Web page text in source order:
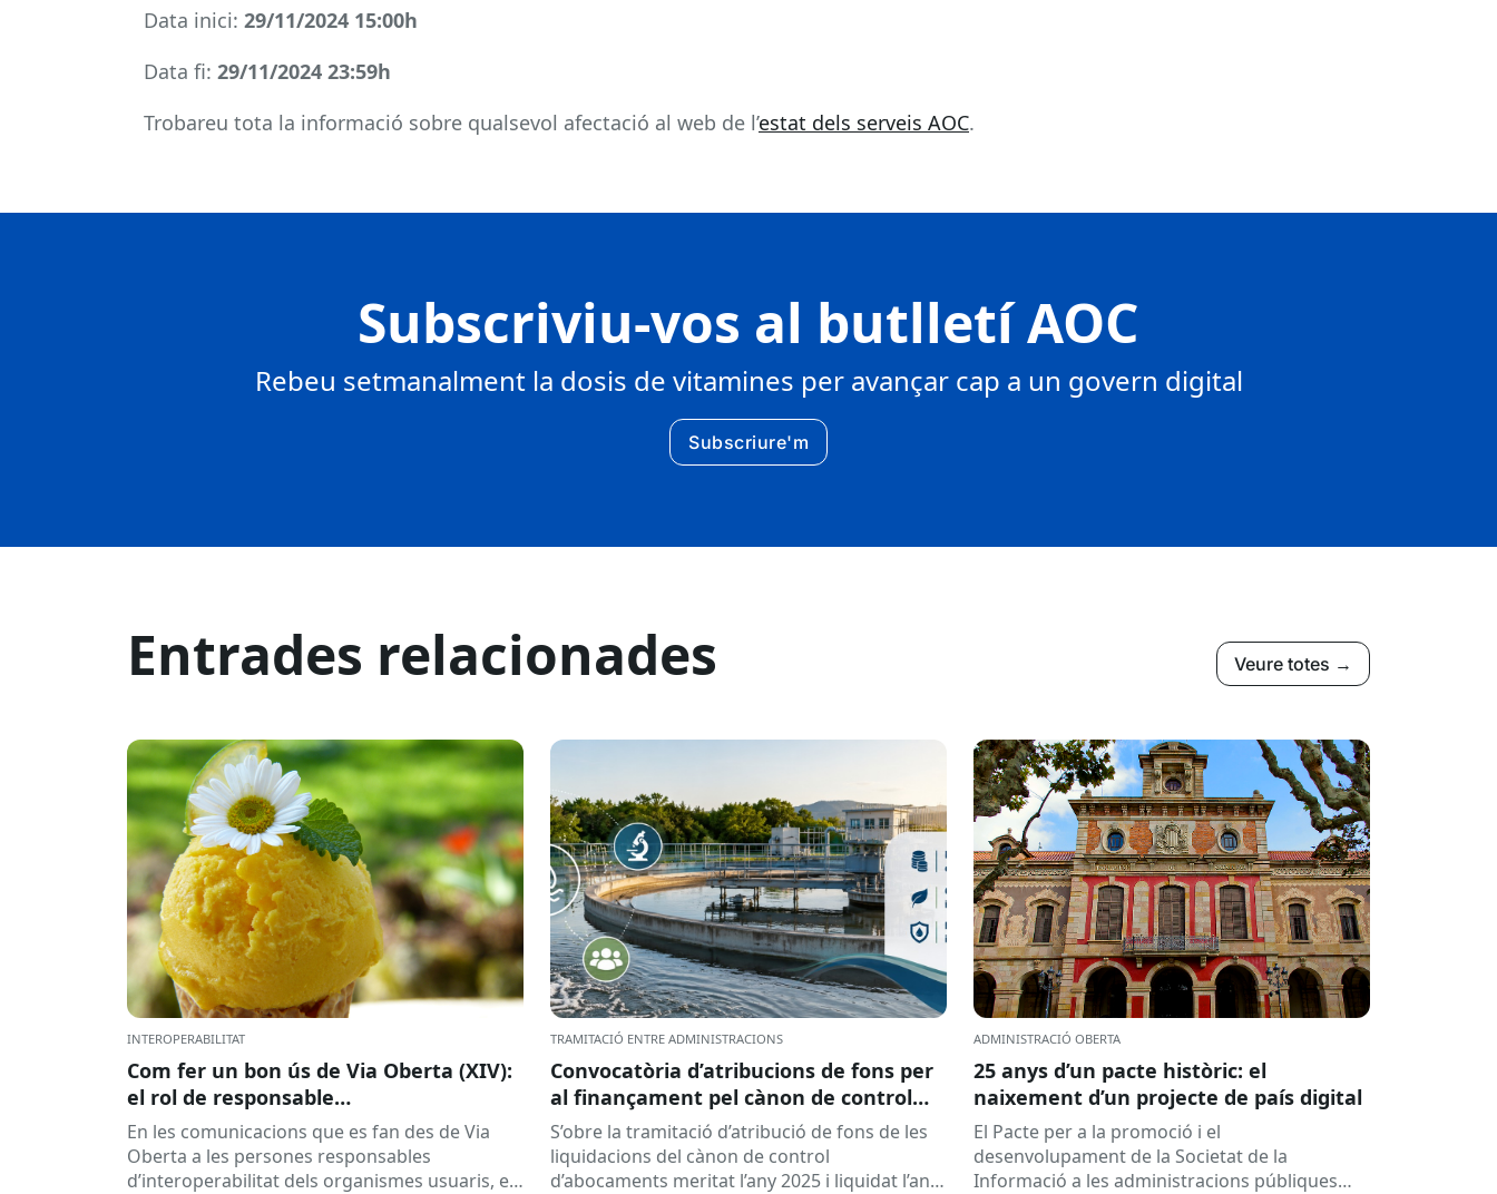
Data inici: 29/11/2024 15:00h
Data fi: 29/11/2024 23:59h
Trobareu tota la informació sobre qualsevol afectació al web de l’estat dels serveis AOC.
Subscriviu-vos al butlletí AOC
Rebeu setmanalment la dosis de vitamines per avançar cap a un govern digital
Subscriure'm
Entrades relacionades Veure totes →
INTEROPERABILITAT
Com fer un bon ús de Via Oberta (XIV):
el rol de responsable
d’interoperabilitat, al dia
En les comunicacions que es fan des de Via
Oberta a les persones responsables
d’interoperabilitat dels organismes usuaris, es
TRAMITACIÓ ENTRE ADMINISTRACIONS
Convocatòria d’atribucions de fons per
al finançament pel cànon de control
d’abocaments meritat l’any 2025 i
liquidat l’any 2026
S’obre la tramitació d’atribució de fons de les
liquidacions del cànon de control
d’abocaments meritat l’any 2025 i liquidat l’any
ADMINISTRACIÓ OBERTA
25 anys d’un pacte històric: el
naixement d’un projecte de país digital
El Pacte per a la promoció i el
desenvolupament de la Societat de la
Informació a les administracions públiques